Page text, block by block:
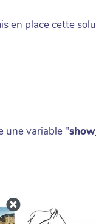
en place cette
une variable "